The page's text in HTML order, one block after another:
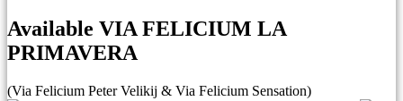
Available VIA FELICIUM LA
PRIMAVERA
(Via Felicium Peter Velikij & Via Felicium Sensation)